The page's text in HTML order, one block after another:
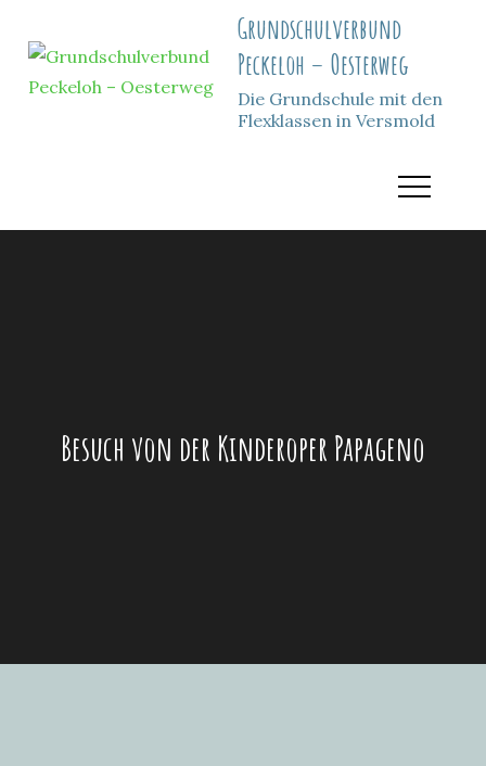
Grundschulverbund
Peckeloh – Oesterweg
Die Grundschule mit den
Flexklassen in Versmold
Besuch von der Kinderoper Papageno